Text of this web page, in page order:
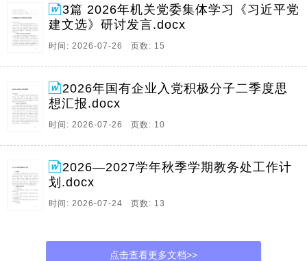
3篇 2026年机关党委集体学习《习近平党
建文选》研讨发言.docx
时间: 2026-07-26 页数: 15
2026年国有企业入党积极分子二季度思
想汇报.docx
时间: 2026-07-26 页数: 10
2026—2027学年秋季学期教务处工作计
划.docx
时间: 2026-07-24 页数: 13
点击查看更多文档>>